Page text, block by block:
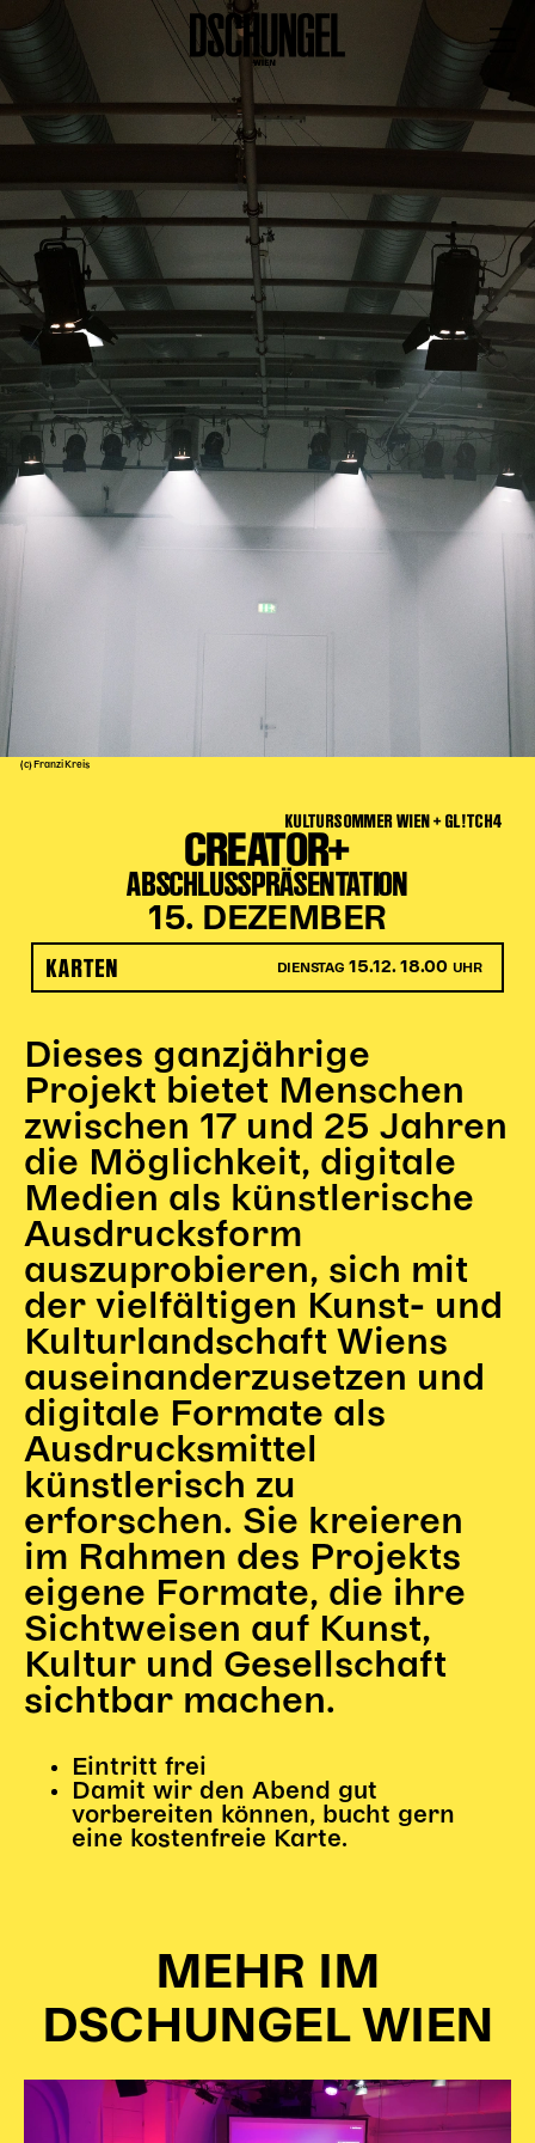
PROGRAMM
Vorstellungen
Festivals
Wild & Schön Festival
Gastspiele
Extras
Available for Touring
Archiv
MITSPIELEN
Macht Wahn Sinn
Next Generation
Dramaturgie + Stadt
Theaterwerkstätten
Rund um den Vorstellungsbesuch
Begleitmaterial
TheaterPaket
Partnerklasse + Partnerschule
Schulabenteuernacht
Probenklasse
Theaterklasse
Vorstellungen für pädagogische Institutionen
Angebote für Pädagog*innen
PädagogikClub
Sommerfest
Open House
Newsletter für pädagogische Institutionen
DIGITALE BÜHNE
Gl!tch4
Wem gehört die Bühne?
House of Hybrid Rebels
HAUS
Über Uns
Unser Blog
Kulturpatenschaft
Partner*innen
(c) Franzi Kreis
KULTURSOMMER WIEN + GL!TCH4
CREATOR+
ABSCHLUSSPRÄSENTATION
15. DEZEMBER
KARTEN DIENSTAG 15.12. 18.00 UHR
Dieses ganzjährige
Projekt bietet Menschen
zwischen 17 und 25 Jahren
die Möglichkeit, digitale
Medien als künstlerische
Ausdrucksform
auszuprobieren, sich mit
der vielfältigen Kunst- und
Kulturlandschaft Wiens
auseinanderzusetzen und
digitale Formate als
Ausdrucksmittel
künstlerisch zu
erforschen. Sie kreieren
im Rahmen des Projekts
eigene Formate, die ihre
Sichtweisen auf Kunst,
Kultur und Gesellschaft
sichtbar machen.
Eintritt frei
Damit wir den Abend gut
vorbereiten können, bucht gern
eine kostenfreie Karte.
MEHR IM
DSCHUNGEL WIEN